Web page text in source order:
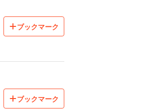
ブックマーク
ブックマーク